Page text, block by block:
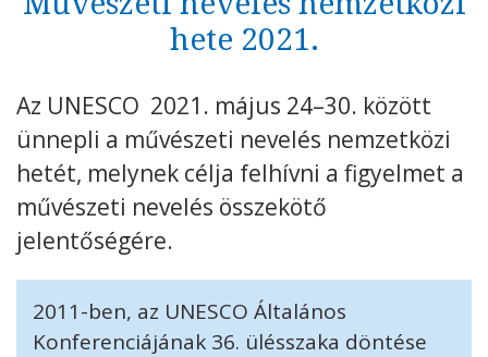
DOKUMENTUMTÁR
KAPCSOLAT
Adatkezelési tájékoztató Impresszum
Technikai információk
hete 2021.
Az UNESCO 2021. május 24–30. között
ünnepli a művészeti nevelés nemzetközi
hetét, melynek célja felhívni a figyelmet a
művészeti nevelés összekötő
jelentőségére.
2011-ben, az UNESCO Általános
Konferenciájának 36. ülésszaka döntése